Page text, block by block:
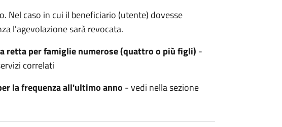
Nel caso in cui il beneficiario (utente) dovesse
l'agevolazione sarà revocata.
retta per famiglie numerose (quattro o più figli) -
correlati
la frequenza all'ultimo anno - vedi nella sezione